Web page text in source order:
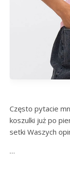
Często pytacie
koszulki już po
setki Waszych
…